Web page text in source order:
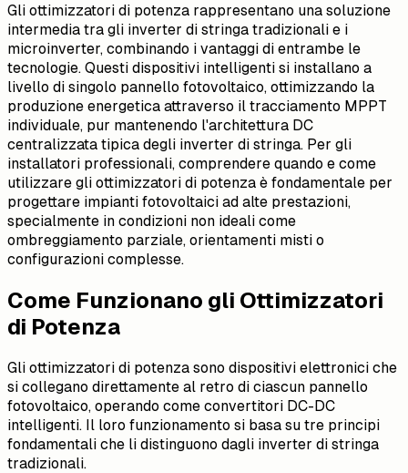
Gli ottimizzatori di potenza rappresentano una soluzione
intermedia tra gli inverter di stringa tradizionali e i
microinverter, combinando i vantaggi di entrambe le
tecnologie. Questi dispositivi intelligenti si installano a
livello di singolo pannello fotovoltaico, ottimizzando la
produzione energetica attraverso il tracciamento MPPT
individuale, pur mantenendo l'architettura DC
centralizzata tipica degli inverter di stringa. Per gli
installatori professionali, comprendere quando e come
utilizzare gli ottimizzatori di potenza è fondamentale per
progettare impianti fotovoltaici ad alte prestazioni,
specialmente in condizioni non ideali come
ombreggiamento parziale, orientamenti misti o
configurazioni complesse.
Come Funzionano gli Ottimizzatori
di Potenza
Gli ottimizzatori di potenza sono dispositivi elettronici che
si collegano direttamente al retro di ciascun pannello
fotovoltaico, operando come convertitori DC-DC
intelligenti. Il loro funzionamento si basa su tre principi
fondamentali che li distinguono dagli inverter di stringa
tradizionali.